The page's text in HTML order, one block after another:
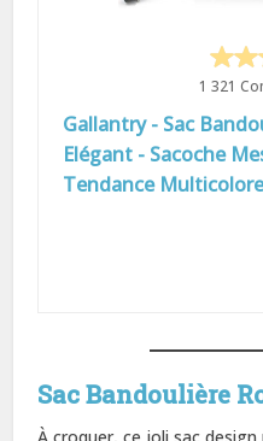
1 321
Gallantry - Sac
Elégant - Sacoche
Tendance
Sac Bandoulière
À croquer, ce joli sac